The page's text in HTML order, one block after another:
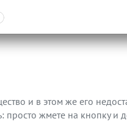
и в этом же его
просто жмете на кнопку и